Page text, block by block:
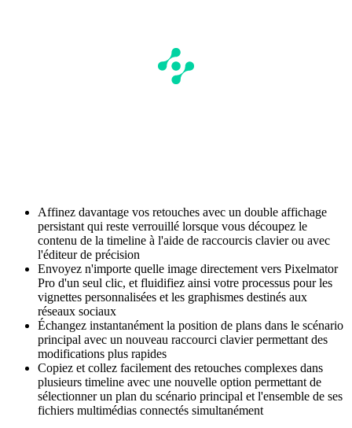
Affinez davantage vos retouches avec un double affichage
persistant qui reste verrouillé lorsque vous découpez le
contenu de la timeline à l'aide de raccourcis clavier ou avec
l'éditeur de précision
Envoyez n'importe quelle image directement vers Pixelmator
Pro d'un seul clic, et fluidifiez ainsi votre processus pour les
vignettes personnalisées et les graphismes destinés aux
réseaux sociaux
Échangez instantanément la position de plans dans le scénario
principal avec un nouveau raccourci clavier permettant des
modifications plus rapides
Copiez et collez facilement des retouches complexes dans
plusieurs timeline avec une nouvelle option permettant de
sélectionner un plan du scénario principal et l'ensemble de ses
fichiers multimédias connectés simultanément